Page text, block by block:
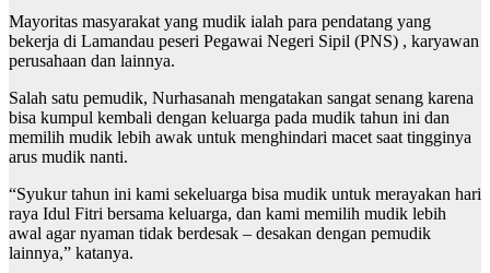
Mayoritas masyarakat yang mudik ialah para pendatang yang
bekerja di Lamandau peseri Pegawai Negeri Sipil (PNS) , karyawan
perusahaan dan lainnya.
Salah satu pemudik, Nurhasanah mengatakan sangat senang karena
bisa kumpul kembali dengan keluarga pada mudik tahun ini dan
memilih mudik lebih awak untuk menghindari macet saat tingginya
arus mudik nanti.
“Syukur tahun ini kami sekeluarga bisa mudik untuk merayakan hari
raya Idul Fitri bersama keluarga, dan kami memilih mudik lebih
awal agar nyaman tidak berdesak – desakan dengan pemudik
lainnya,” katanya.